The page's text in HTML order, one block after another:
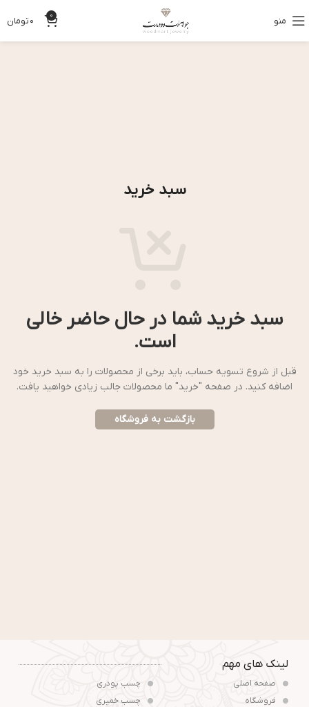
منو 0
0تومان
سبد خرید
سبد خرید شما در حال حاضر خالی
است.
قبل از شروع تسویه حساب، باید برخی از محصولات را به سبد خرید خود
اضافه کنید. در صفحه "خرید" ما محصولات جالب زیادی خواهید یافت.
بازگشت به فروشگاه
لینک های مهم
صفحه اصلی
فروشگاه
چسب پودری
چسب خمیری